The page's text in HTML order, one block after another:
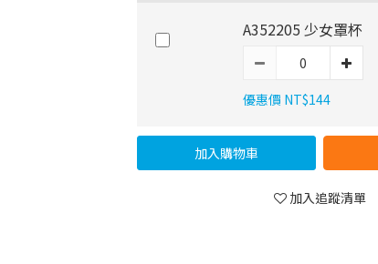
A352205 少女罩杯
優惠價 NT$144
加入購物車
加入追蹤清單